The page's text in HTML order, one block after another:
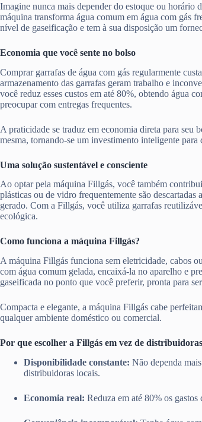
Imagine nunca mais depender do estoque ou horário
máquina transforma água comum em água com gás
nível de gaseificação e tem à sua disposição um
Economia que você sente no bolso
Comprar garrafas de água com gás regularmente
armazenamento das garrafas geram trabalho e
você reduz esses custos em até 80%, obtendo água
preocupar com entregas frequentes.
A praticidade se traduz em economia direta para seu
mesma, tornando-se um investimento inteligente para
Uma solução sustentável e consciente
Ao optar pela máquina Fillgás, você também
plásticas ou de vidro frequentemente são
gerado. Com a Fillgás, você utiliza garrafas
ecológica.
Como funciona a máquina Fillgás?
A máquina Fillgás funciona sem eletricidade, cabos
com água comum gelada, encaixá-la no aparelho e
gaseificada no ponto que você preferir, pronta para
Compacta e elegante, a máquina Fillgás cabe
qualquer ambiente doméstico ou comercial.
Por que escolher a Fillgás em vez de
Disponibilidade constante: Não dependa
distribuidoras locais.
Economia real: Reduza em até 80% os gastos